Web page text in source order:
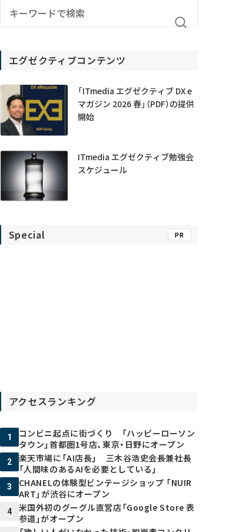
エグゼクティブコンテンツ
「ITmedia エグゼクティブ DX e
マガジン 2026 春」（PDF）の提供
開始
ITmedia エグゼクティブ勉強会
スケジュール
Special PR
アクセスランキング
1
コンビニ起点に街づくり 「ハッピーローソン
タウン」首都圏1号店、東京・日野にオープン
2
楽天市場に「AI店長」 三木谷浩史会長兼社長
「人間味のあるAIを必要としている」
3
CHANELの体験型ビンテージショップ 「NUIR
ART」が渋谷にオープン
4
米国外初のグーグル直営店「Google Store 表
参道」がオープン